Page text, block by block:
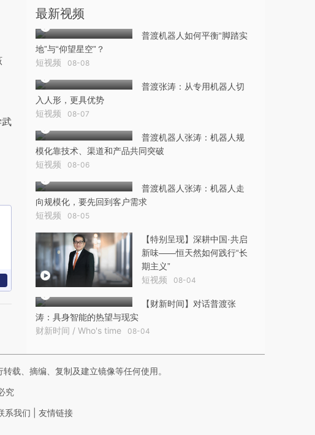
最新视频
普渡机器人如何平衡“脚踏实
地”与“仰望星空”？
短视频 08-08
普渡张涛：从专用机器人切
入人形，更具优势
短视频 08-07
普渡机器人张涛：机器人规
模化靠技术、渠道和产品共同突破
短视频 08-06
普渡机器人张涛：机器人走
向规模化，要先回到客户需求
短视频 08-05
【特别呈现】深耕中国·共启
新味——恒天然如何践行“长
期主义”
短视频 08-04
【财新时间】对话普渡张
涛：具身智能的热望与现实
财新时间 / Who's time 08-04
载、摘编、复制及建立镜像等任何使用。
究
系我们 友情链接